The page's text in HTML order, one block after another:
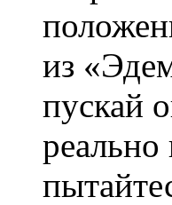
из
пускай